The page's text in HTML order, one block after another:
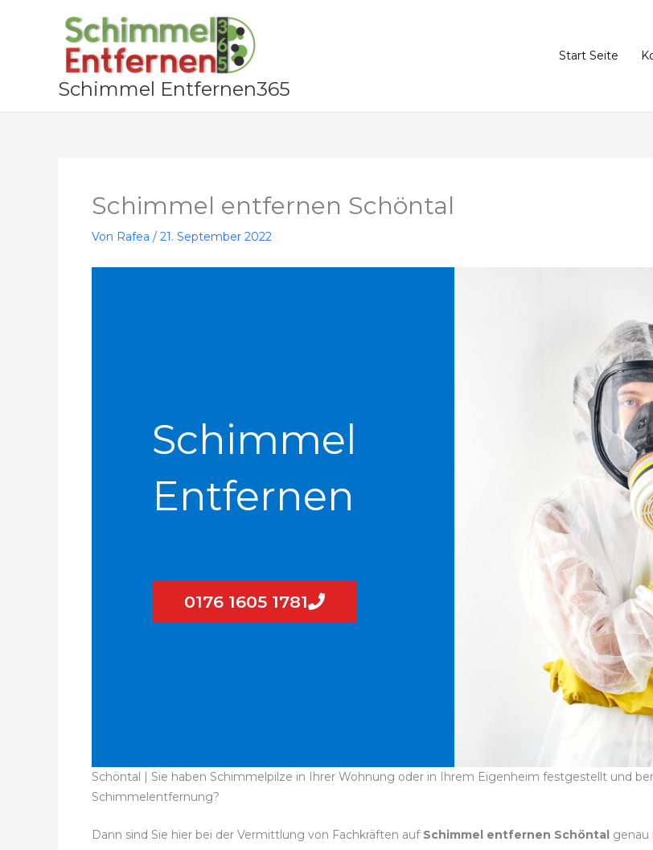
Schimmel Entfernen365
Start Seite
Schimmel entfernen Schöntal
Von Rafea / 21. September 2022
Schimmel
Entfernen
0176 1605 1781
Schöntal | Sie haben Schimmelpilze in Ihrer Wohnung oder in Ihrem Eigenheim festgestellt und
Schimmelentfernung?
Dann sind Sie hier bei der Vermittlung von Fachkräften auf Schimmel entfernen Schöntal genau